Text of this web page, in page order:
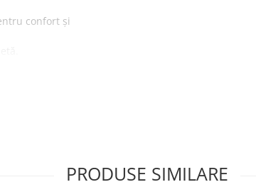
confort și
PRODUSE SIMILARE